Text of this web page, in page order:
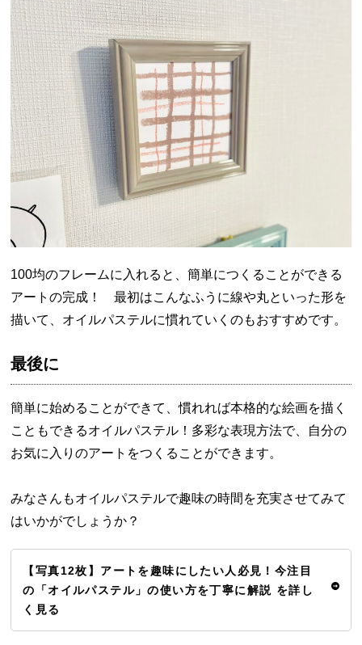
100均のフレームに入れると、簡単につくることができる
アートの完成！ 最初はこんなふうに線や丸といった形を
描いて、オイルパステルに慣れていくのもおすすめです。
最後に
簡単に始めることができて、慣れれば本格的な絵画を描く
こともできるオイルパステル！多彩な表現方法で、自分の
お気に入りのアートをつくることができます。
みなさんもオイルパステルで趣味の時間を充実させてみて
はいかがでしょうか？
【写真12枚】アートを趣味にしたい人必見！今注目
の「オイルパステル」の使い方を丁寧に解説 を詳し
く見る